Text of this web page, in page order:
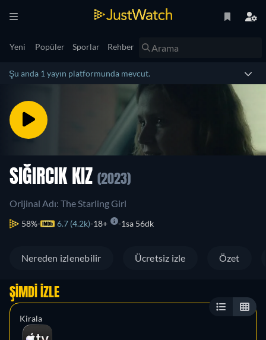
Yeni Popüler Sporlar Rehber
Şu anda 1 yayın platformunda mevcut.
SIĞIRCIK KIZ (2023)
Orijinal Adı: The Starling Girl
58% 6.7 (4.2k) 18+ 1sa 56dk
Nereden izlenebilir Ücretsiz izle Özet
ŞIMDI İZLE
Kirala